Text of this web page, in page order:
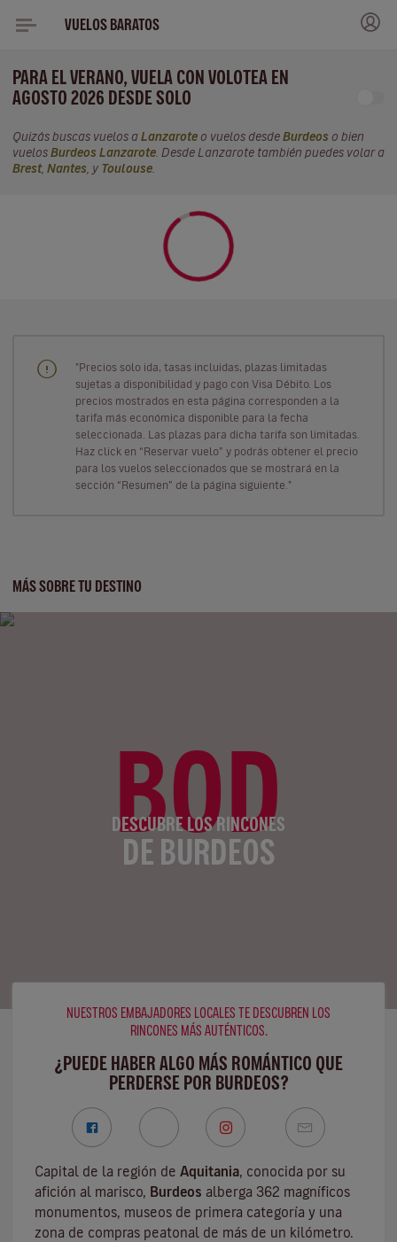
VUELOS BARATOS
PARA EL VERANO, VUELA CON VOLOTEA EN
AGOSTO 2026 DESDE SOLO
Quizás buscas vuelos a Lanzarote o vuelos desde Burdeos o bien
vuelos Burdeos Lanzarote . Desde Lanzarote también puedes volar a
Brest, Nantes , y Toulouse
"Precios solo ida, tasas incluidas, plazas limitadas
sujetas a disponibilidad y pago con Visa Débito. Los
precios mostrados en esta página corresponden a la
tarifa más económica disponible para la fecha
seleccionada. Las plazas para dicha tarifa son limitadas.
Haz click en “Reservar vuelo” y podrás obtener el precio
para los vuelos seleccionados que se mostrará en la
sección “Resumen” de la página siguiente."
MÁS SOBRE TU DESTINO
BOD
DESCUBRE LOS RINCONES
DE BURDEOS
NUESTROS EMBAJADORES LOCALES TE DESCUBREN LOS
RINCONES MÁS AUTÉNTICOS.
¿PUEDE HABER ALGO MÁS ROMÁNTICO QUE
PERDERSE POR BURDEOS?
Capital de la región de Aquitania, conocida por su
afición al marisco, Burdeos alberga 362 magníficos
monumentos, museos de primera categoría y una
zona de compras peatonal de más de un kilómetro.